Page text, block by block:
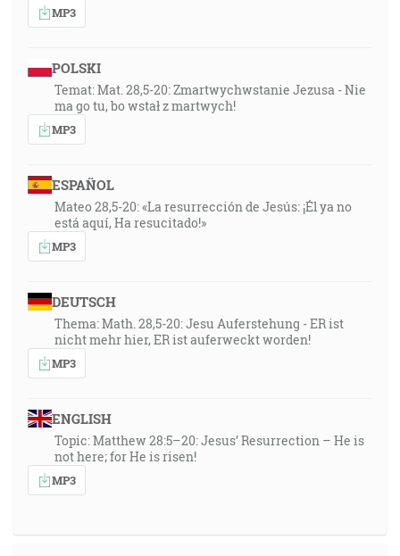
MP3
POLSKI
Temat: Mat. 28,5-20: Zmartwychwstanie Jezusa - Nie
ma go tu, bo wstał z martwych!
MP3
ESPAÑOL
Mateo 28,5-20: «La resurrección de Jesús: ¡Él ya no
está aquí, Ha resucitado!»
MP3
DEUTSCH
Thema: Math. 28,5-20: Jesu Auferstehung - ER ist
nicht mehr hier, ER ist auferweckt worden!
MP3
ENGLISH
Topic: Matthew 28:5–20: Jesus’ Resurrection – He is
not here; for He is risen!
MP3